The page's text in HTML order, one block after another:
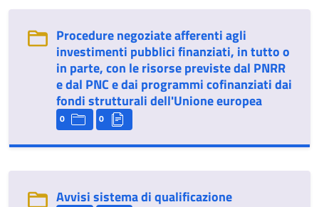
Procedure negoziate afferenti agli
investimenti pubblici finanziati, in tutto o
in parte, con le risorse previste dal PNRR
e dal PNC e dai programmi cofinanziati dai
fondi strutturali dell'Unione europea
0 0
Avvisi sistema di qualificazione